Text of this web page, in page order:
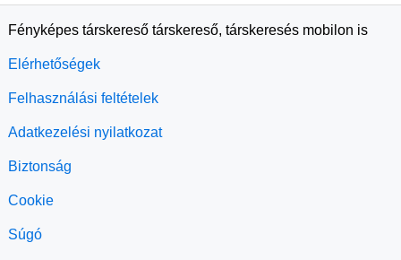
Fényképes társkereső társkereső, társkeresés mobilon is
Elérhetőségek
Felhasználási feltételek
Adatkezelési nyilatkozat
Biztonság
Cookie
Súgó